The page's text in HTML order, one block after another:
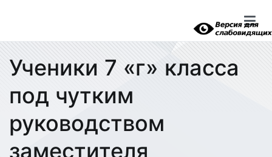
Ученики 7 «г» класса
под чутким
руководством
заместителя